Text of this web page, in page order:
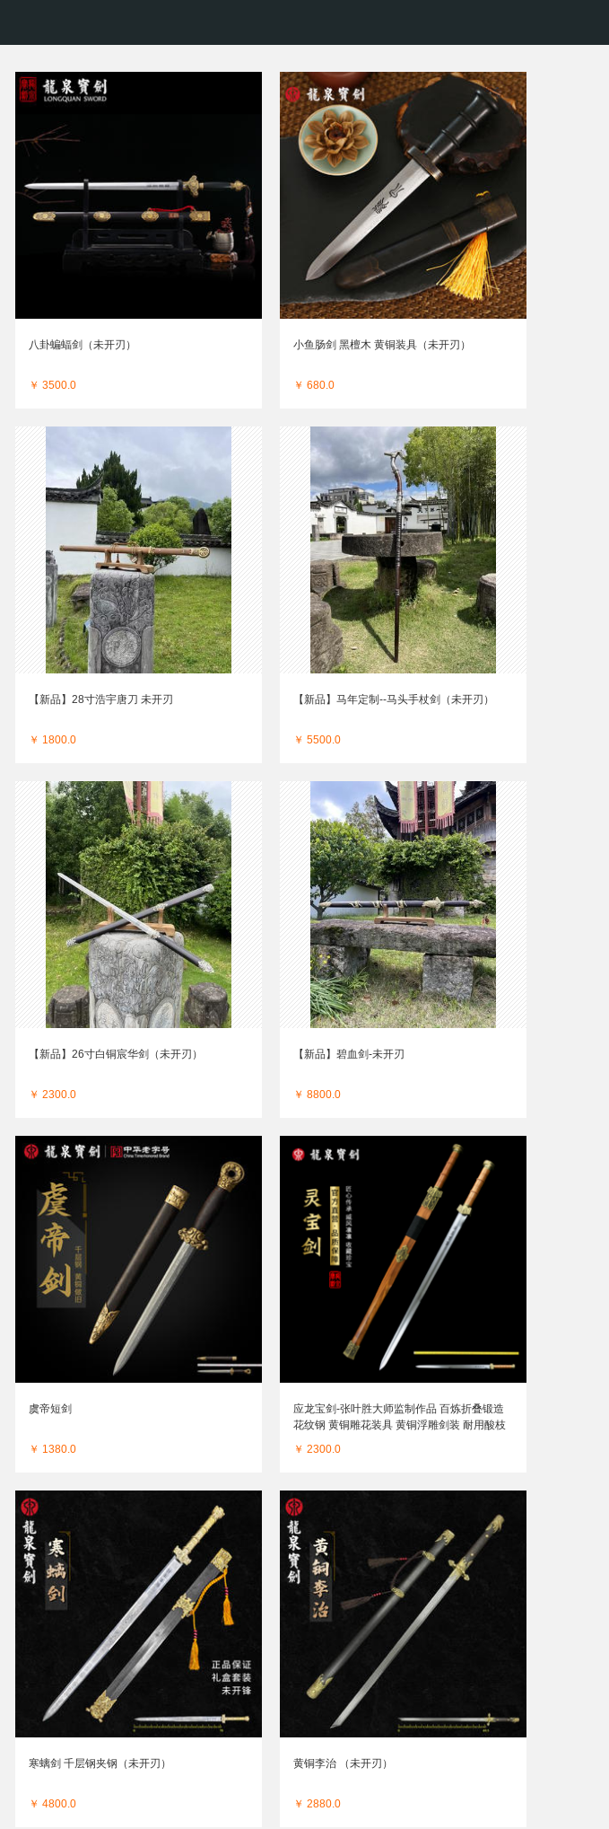
八卦蝙蝠剑（未开刃）
￥ 3500.0
小鱼肠剑 黑檀木 黄铜装具（未开刃）
￥ 680.0
【新品】28寸浩宇唐刀 未开刃
￥ 1800.0
【新品】马年定制--马头手杖剑（未开刃）
￥ 5500.0
【新品】26寸白铜宸华剑（未开刃）
￥ 2300.0
【新品】碧血剑-未开刃
￥ 8800.0
虞帝短剑
￥ 1380.0
应龙宝剑-张叶胜大师监制作品 百炼折叠锻造
花纹钢 黄铜雕花装具 黄铜浮雕剑装 耐用酸枝
￥ 2300.0
寒螭剑 千层钢夹钢（未开刃）
￥ 4800.0
黄铜李治 （未开刃）
￥ 2880.0